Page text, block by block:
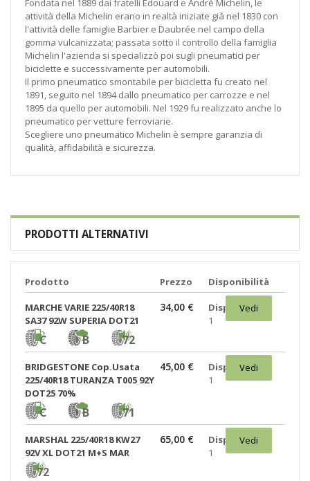
Fondata nel 1889 dai fratelli Édouard e André Michelin, le
attività della Michelin erano in realtà iniziate già nel 1830 con
l'attività delle famiglie Barbier e Daubrée nel campo della
gomma vulcanizzata; passata sotto il controllo della famiglia
Michelin l'azienda si specializzò poi sugli pneumatici per
biciclette e successivamente per automobili.
Il primo pneumatico smontabile per bicicletta fu creato nel
1891, seguito nel 1894 dallo pneumatico per carrozze e nel
1895 da quello per automobili. Nel 1929 fu realizzato anche lo
pneumatico per vetture ferroviarie.
Scegliere uno pneumatico Michelin è sempre garanzia di
qualità, affidabilità e sicurezza.
PRODOTTI ALTERNATIVI
Prodotto Prezzo Disponibilità
MARCHE VARIE 225/40R18
SA37 92W SUPERIA DOT21
C B 72
34,00 €
Disponibili:
1
Vedi
BRIDGESTONE Cop.Usata
225/40R18 TURANZA T005 92Y
DOT25 70%
C B 71
45,00 €
Disponibili:
1
Vedi
MARSHAL 225/40R18 KW27
92V XL DOT21 M+S MAR
72
65,00 €
Disponibili:
1
Vedi